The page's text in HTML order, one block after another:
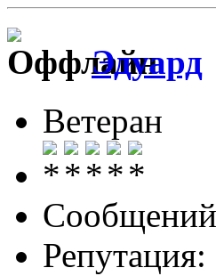
Эдуард
Ветеран